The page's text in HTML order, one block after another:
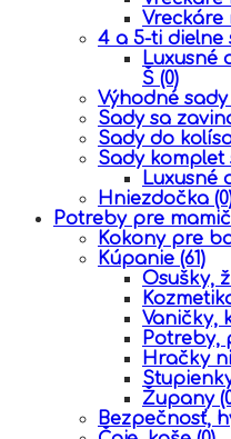
4 a 5-ti dielne
Luxusné
Š (0)
Výhodné
Sady sa
Sady do
Sady komplet
Luxusné
Hniezdočka
Potreby pre
Kokony pre
Kúpanie (61)
Osušky,
Vaničky,
Potreby,
Hračky
Župany
Bezpečnosť,